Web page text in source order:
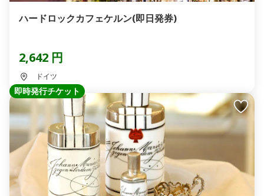
ハードロックカフェケルン(即日発券)
2,642 円
ドイツ
即時発行チケット